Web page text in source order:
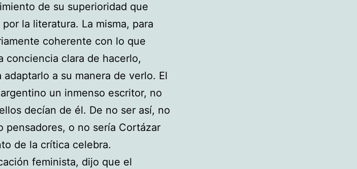
de su superioridad que
la literatura. La misma, para
coherente con lo que
conciencia clara de hacerlo,
a su manera de verlo. El
un inmenso escritor, no
decían de él. De no ser así, no
pensadores, o no sería Cortázar
de la crítica celebra.
feminista, dijo que el